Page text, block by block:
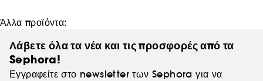
Άλλα προϊόντα:
Λάβετε όλα τα νέα και τις προσφορές από τα
Sephora!
Εγγραφείτε στο newsletter των Sephora για να